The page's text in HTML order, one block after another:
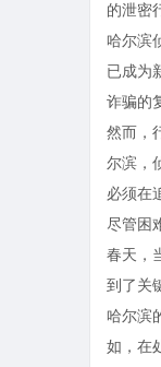
的泄密
哈尔滨
已成为
诈骗的
然而，
尔滨，
必须在
尽管困
春天，
到了关
哈尔滨
如，在